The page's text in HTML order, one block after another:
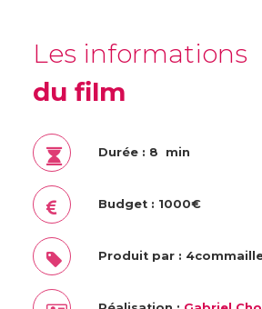
Les informations
du film
Durée : 8 min
Budget : 1000€
Produit par :